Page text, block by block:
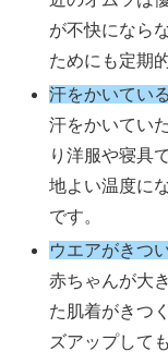
が不快になら
ためにも定期
汗をかいてい
汗をかいてい
り洋服や寝具
地よい温度に
です。
ウエアがきつ
赤ちゃんが大
た肌着がきつ
ズアップして